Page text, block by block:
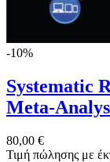
-10%
Systematic
Meta-
80,00 €
Τιμή πώλησης με